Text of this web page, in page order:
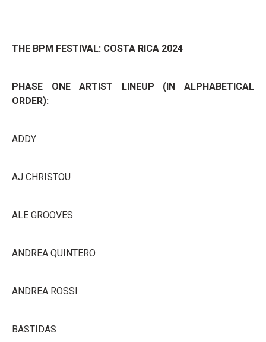
THE BPM FESTIVAL: COSTA RICA 2024
PHASE ONE ARTIST LINEUP (IN ALPHABETICAL
ORDER):
ADDY
AJ CHRISTOU
ALE GROOVES
ANDREA QUINTERO
ANDREA ROSSI
BASTIDAS